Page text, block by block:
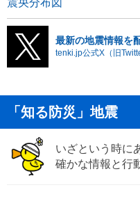
最新の地震情報を
tenki.jp公式X（旧
「知る防災」地震
いざという時に
確かな情報と行